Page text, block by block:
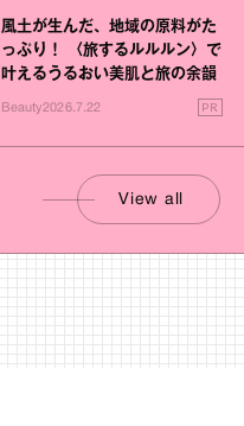
風土が生んだ、地域の原料がた
っぷり！ 〈旅するルルルン〉で
叶えるうるおい美肌と旅の余韻
Beauty2026.7.22 PR
View all